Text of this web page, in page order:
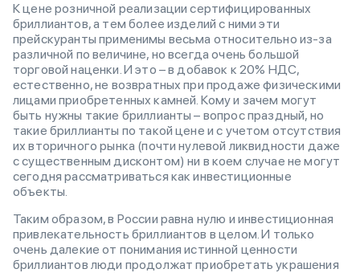
К цене розничной реализации сертифицированных
бриллиантов, а тем более изделий с ними эти
прейскуранты применимы весьма относительно из-за
различной по величине, но всегда очень большой
торговой наценки. И это – в добавок к 20% НДС,
естественно, не возвратных при продаже физическими
лицами приобретенных камней. Кому и зачем могут
быть нужны такие бриллианты – вопрос праздный, но
такие бриллианты по такой цене и с учетом отсутствия
их вторичного рынка (почти нулевой ликвидности даже
с существенным дисконтом) ни в коем случае не могут
сегодня рассматриваться как инвестиционные
объекты.
Таким образом, в России равна нулю и инвестиционная
привлекательность бриллиантов в целом. И только
очень далекие от понимания истинной ценности
бриллиантов люди продолжат приобретать украшения